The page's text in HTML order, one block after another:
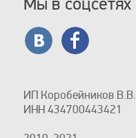
ИП Коробейников В.В.
ИНН 434700443421